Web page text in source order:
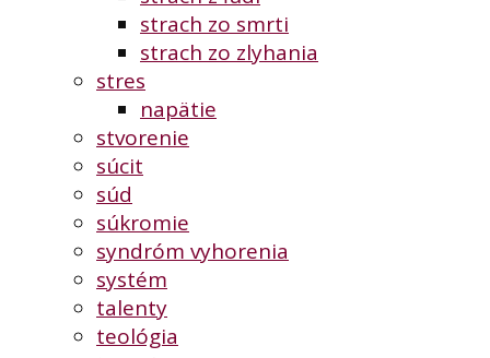
strach zo smrti
strach zo zlyhania
stres
napätie
stvorenie
súcit
súd
súkromie
syndróm vyhorenia
systém
talenty
teológia